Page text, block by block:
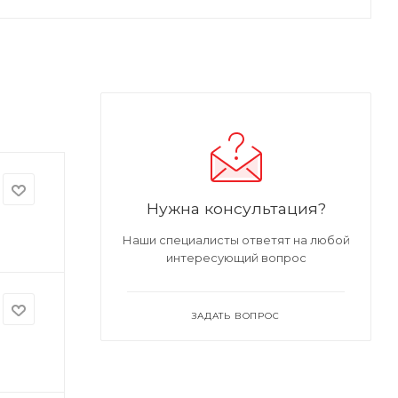
Нужна консультация?
Наши специалисты ответят на любой
интересующий вопрос
ЗАДАТЬ ВОПРОС